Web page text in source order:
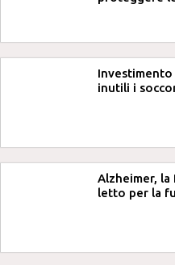
Investimento
inutili i
Alzheimer, la
letto per la